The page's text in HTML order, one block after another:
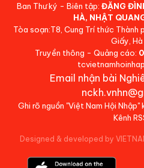
Ban Thư ký - Biên tập: ĐẶNG
HÀ, NHẬT
Tòa soạn:T8, Cung Trí thức Thành
Giấy, Hà
Truyền thông - Quảng cáo:
Email nhận bài
Ghi rõ nguồn "Việt Nam Hội
Kênh
Designed & developed by